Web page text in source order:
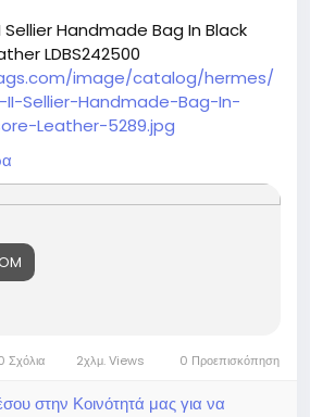
Sellier Handmade Bag In Black
LDBS242500
image/catalog/hermes/
II-Sellier-Handmade-Bag-In-
Leather-5289.jpg
hermes-kelly-mini-ii-
in-black-chevre-mysore-
Σχόλια 2χλμ. Views 0 Προεπισκόπηση
στην Κοινότητά μας για να